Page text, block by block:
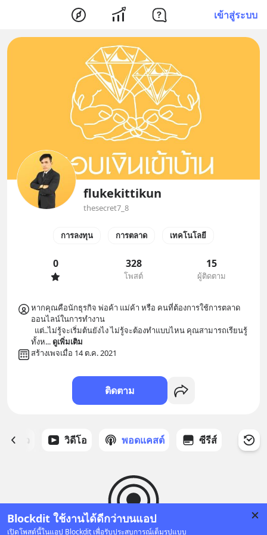
เข้าสู่ระบบ
Blockdit ใช้งานได้ดีกว่าบนแอป
เปิดโพสต์นี้ในแอป Blockdit เพื่อรับประสบการณ์เต็มรูปแบบ
flukekittikun
thesecret7_8
การลงทุน การตลาด เทคโนโลยี
0 328
โพสต์
15
ผู้ติดตาม
หากคุณคือนักธุรกิจ พ่อค้า แม่ค้า หรือ คนที่ต้องการใช้การตลาด
ออนไลน์ในการทำงาน
ทั้งห... ดูเพิ่มเติม
สร้างเพจเมื่อ 14 ต.ค. 2021
ติดตาม
ด้ดาว วิดีโอ พอดแคสต์ ซีรีส์